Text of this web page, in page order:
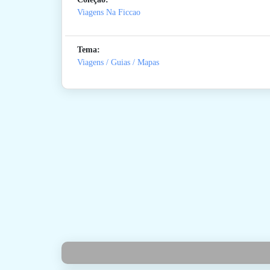
Viagens Na Ficcao
Tema:
Viagens / Guias / Mapas